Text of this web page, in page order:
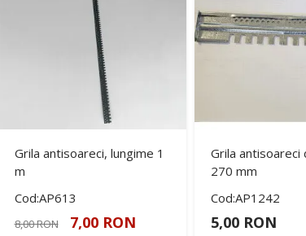
Grila antisoareci, lungime 1
m
Cod:AP613
8,00 RON 7,00 RON
Grila antisoareci
270 mm
Cod:AP1242
5,00 RON